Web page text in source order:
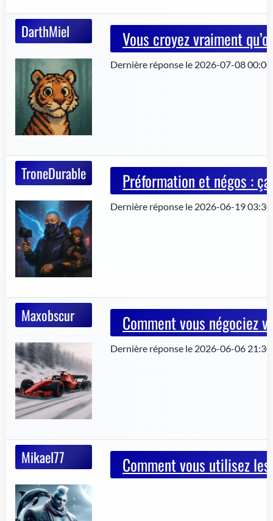
DarthMiel Vous croyez vraiment
Dernière réponse le 2026-07-08
TroneDurable Préformation et négos :
Dernière réponse le 2026-06-19
Maxobscur Comment vous négociez
Dernière réponse le 2026-06-06
Mikael77 Comment vous utilisez